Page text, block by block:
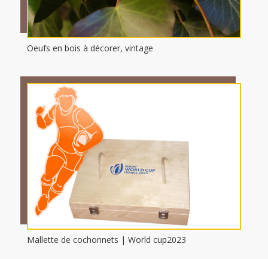
Oeufs en bois à décorer, vintage
Mallette de cochonnets | World cup2023